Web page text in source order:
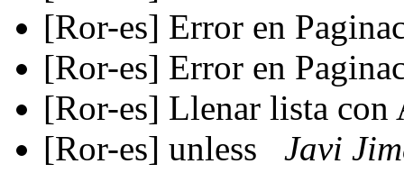
[Ror-es] Error en
[Ror-es] Error en
[Ror-es] Llenar lista
[Ror-es] unless
Javi